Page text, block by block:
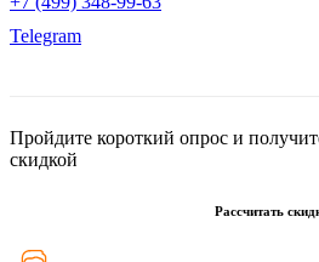
Telegram
Пройдите короткий опрос и
скидкой
Рассчитать